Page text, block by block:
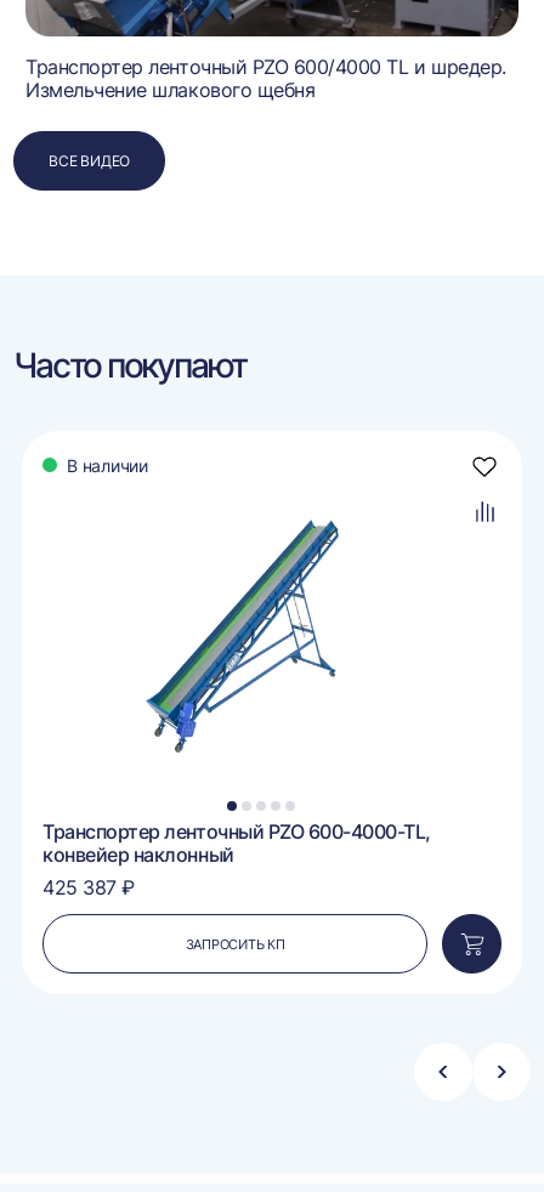
Транспортер ленточный PZO 600/4000 TL и шредер.
Измельчение шлакового щебня
ВСЕ ВИДЕО
Часто покупают
В наличии
1 2 3 4 5
Транспортер ленточный PZO 600-4000-TL,
конвейер наклонный
425 387 ₽
ЗАПРОСИТЬ КП
в
Стрелка